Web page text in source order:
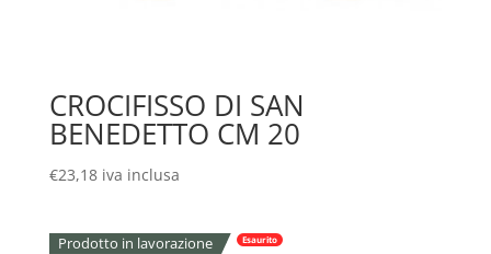
CROCIFISSO DI SAN
BENEDETTO CM 20
€23,18 iva inclusa
Prodotto in lavorazione Esaurito